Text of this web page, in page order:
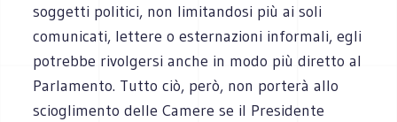
soggetti politici, non limitandosi più ai soli
comunicati, lettere o esternazioni informali, egli
potrebbe rivolgersi anche in modo più diretto al
Parlamento. Tutto ciò, però, non porterà allo
scioglimento delle Camere se il Presidente